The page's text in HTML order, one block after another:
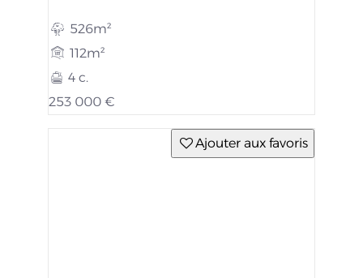
526m²
112m²
4 c.
253 000 €
Ajouter aux favoris